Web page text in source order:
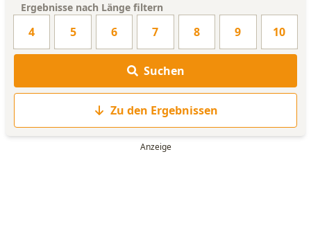
WORTLISTE
Ergebnisse nach Länge filtern
4 5 6 7 8 9 10
Suchen
Zu den Ergebnissen